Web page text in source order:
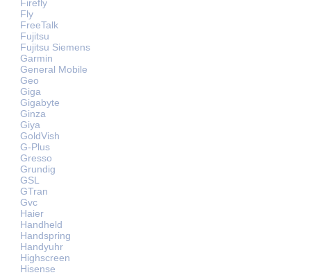
Firefly
Fly
FreeTalk
Fujitsu
Fujitsu Siemens
Garmin
General Mobile
Geo
Giga
Gigabyte
Ginza
Giya
GoldVish
G-Plus
Gresso
Grundig
GSL
GTran
Gvc
Haier
Handheld
Handspring
Handyuhr
Highscreen
Hisense